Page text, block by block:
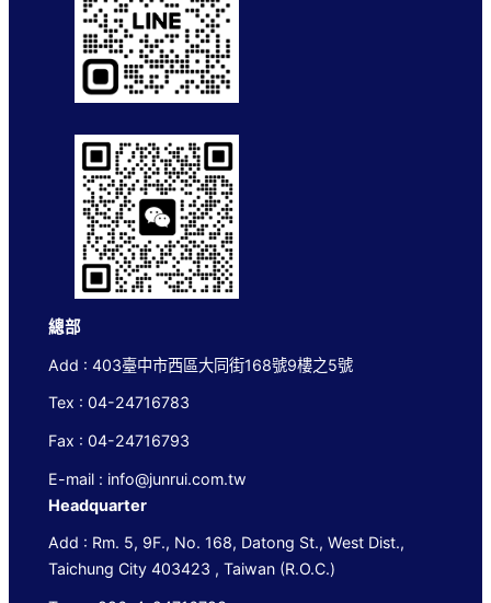
總部
Add : 403臺中市西區大同街168號9樓之5號
Tex : 04-24716783
Fax : 04-24716793
E-mail : info@junrui.com.tw
Headquarter
Add : Rm. 5, 9F., No. 168, Datong St., West Dist.,
Taichung City 403423 , Taiwan (R.O.C.)